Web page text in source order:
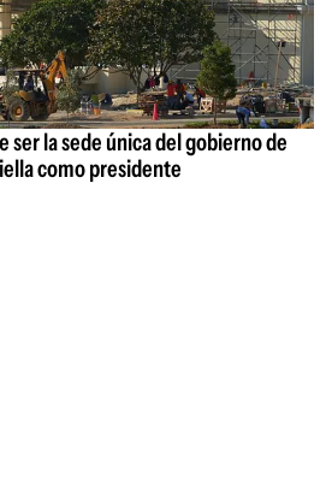
ser la sede única del gobierno de
como presidente